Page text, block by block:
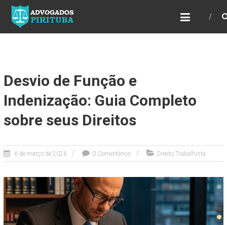
ADVOGADOS PIRITUBA
Precisando de advogado? Entre em contato!
Fazemos toda a assessoria que você
Desvio de Função e
Indenização: Guia Completo
sobre seus Direitos
6 de março de 2026 0 Comentários Direito Trabalhista